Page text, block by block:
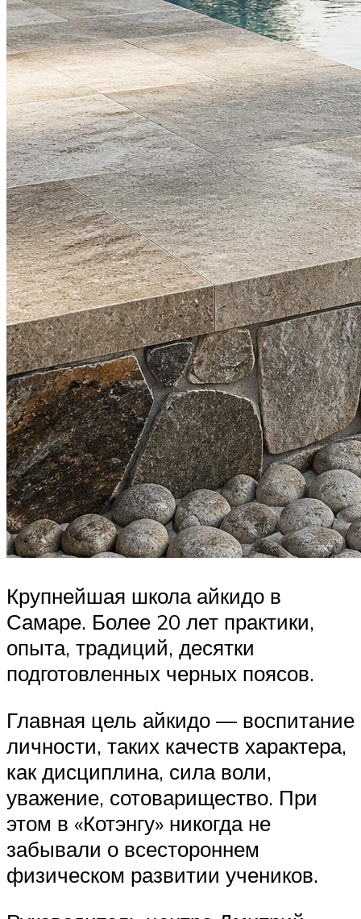
Крупнейшая школа айкидо в
Самаре. Более 20 лет практики,
опыта, традиций, десятки
подготовленных черных поясов.
Главная цель айкидо — воспитание
личности, таких качеств характера,
как дисциплина, сила воли,
уважение, сотоварищество. При
этом в «Котэнгу» никогда не
забывали о всестороннем
физическом развитии учеников.